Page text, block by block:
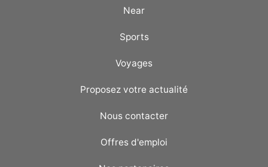
Near
Sports
Voyages
Proposez votre actualité
Nous contacter
Offres d'emploi